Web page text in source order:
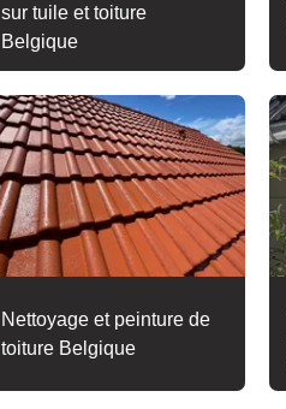
sur tuile et toiture
Belgique
Nettoyage et peinture de
toiture Belgique